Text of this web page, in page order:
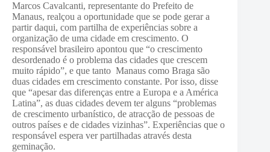
Marcos Cavalcanti, representante do Prefeito de
Manaus, realçou a oportunidade que se pode gerar a
partir daqui, com partilha de experiências sobre a
organização de uma cidade em crescimento. O
responsável brasileiro apontou que “o crescimento
desordenado é o problema das cidades que crescem
muito rápido”, e que tanto Manaus como Braga são
duas cidades em crescimento constante. Por isso, disse
que “apesar das diferenças entre a Europa e a América
Latina”, as duas cidades devem ter alguns “problemas
de crescimento urbanístico, de atracção de pessoas de
outros países e de cidades vizinhas”. Experiências que o
responsável espera ver partilhadas através desta
geminação.